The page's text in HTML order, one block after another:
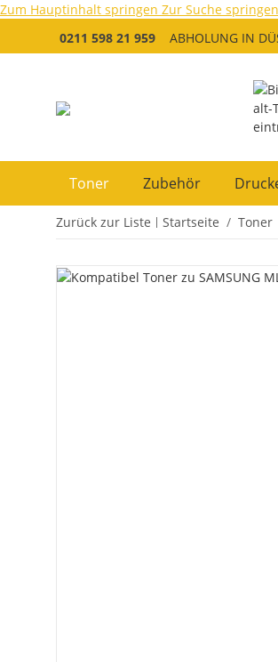
Zum Hauptinhalt springen Zur Suche springen
0211 598 21 959
ABHOLUNG IN
Toner Zubehör
Zurück zur Liste Startseite Toner